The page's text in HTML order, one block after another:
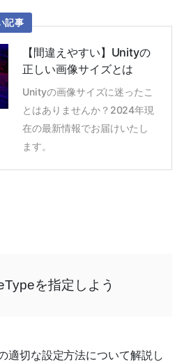
記事
【間違えやすい】Unityの
正しい画像サイズとは
Unityの画像サイズに迷ったこ
とはありませんか？2024年現
在の最新情報でお届けいたし
ます。
を指定しよう
適切な設定方法について解説し